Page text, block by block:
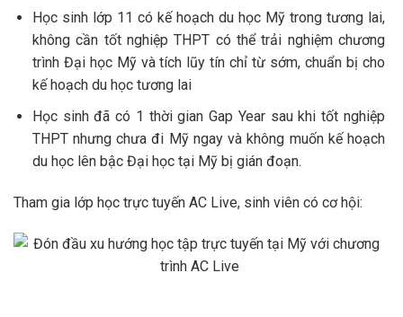
Học sinh lớp 11 có kế hoạch du học Mỹ trong tương lai,
không cần tốt nghiệp THPT có thể trải nghiệm chương
trình Đại học Mỹ và tích lũy tín chỉ từ sớm, chuẩn bị cho
kế hoạch du học tương lai
Học sinh đã có 1 thời gian Gap Year sau khi tốt nghiệp
THPT nhưng chưa đi Mỹ ngay và không muốn kế hoạch
du học lên bậc Đại học tại Mỹ bị gián đoạn.
Tham gia lớp học trực tuyến AC Live, sinh viên có cơ hội: